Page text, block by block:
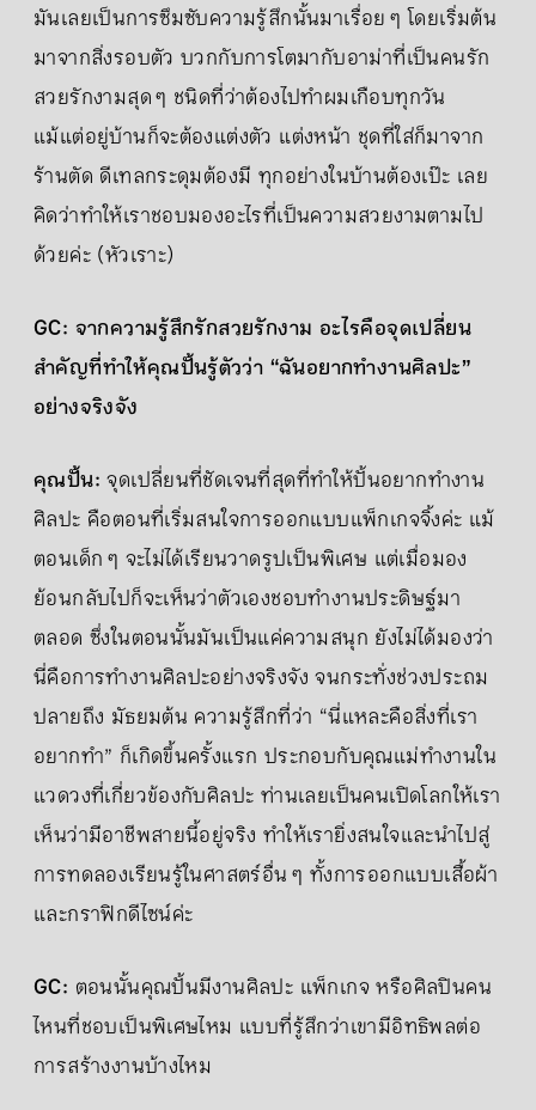
มันเลยเป็นการซึมซับความรู้สึกนั้นมาเรื่อย ๆ โดยเริ่มต้น
มาจากสิ่งรอบตัว บวกกับการโตมากับอาม่าที่เป็นคนรัก
สวยรักงามสุด ๆ ชนิดที่ว่าต้องไปทำผมเกือบทุกวัน
แม้แต่อยู่บ้านก็จะต้องแต่งตัว แต่งหน้า ชุดที่ใส่ก็มาจาก
ร้านตัด ดีเทลกระดุมต้องมี ทุกอย่างในบ้านต้องเป๊ะ เลย
คิดว่าทำให้เราชอบมองอะไรที่เป็นความสวยงามตามไป
ด้วยค่ะ (หัวเราะ)
GC: จากความรู้สึกรักสวยรักงาม อะไรคือจุดเปลี่ยน
สำคัญที่ทำให้คุณปั้นรู้ตัวว่า “ฉันอยากทำงานศิลปะ”
อย่างจริงจัง
คุณปั้น: จุดเปลี่ยนที่ชัดเจนที่สุดที่ทำให้ปั้นอยากทำงาน
ศิลปะ คือตอนที่เริ่มสนใจการออกแบบแพ็กเกจจิ้งค่ะ แม้
ตอนเด็ก ๆ จะไม่ได้เรียนวาดรูปเป็นพิเศษ แต่เมื่อมอง
ย้อนกลับไปก็จะเห็นว่าตัวเองชอบทำงานประดิษฐ์มา
ตลอด ซึ่งในตอนนั้นมันเป็นแค่ความสนุก ยังไม่ได้มองว่า
นี่คือการทำงานศิลปะอย่างจริงจัง จนกระทั่งช่วงประถม
ปลายถึง มัธยมต้น ความรู้สึกที่ว่า “นี่แหละคือสิ่งที่เรา
อยากทำ” ก็เกิดขึ้นครั้งแรก ประกอบกับคุณแม่ทำงานใน
แวดวงที่เกี่ยวข้องกับศิลปะ ท่านเลยเป็นคนเปิดโลกให้เรา
เห็นว่ามีอาชีพสายนี้อยู่จริง ทำให้เรายิ่งสนใจและนำไปสู่
การทดลองเรียนรู้ในศาสตร์อื่น ๆ ทั้งการออกแบบเสื้อผ้า
และกราฟิกดีไซน์ค่ะ
GC: ตอนนั้นคุณปั้นมีงานศิลปะ แพ็กเกจ หรือศิลปินคน
ไหนที่ชอบเป็นพิเศษไหม แบบที่รู้สึกว่าเขามีอิทธิพลต่อ
การสร้างงานบ้างไหม